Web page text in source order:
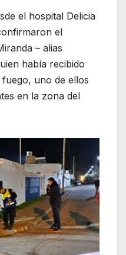
el hospital Delicia
el
– alias
había recibido
uno de ellos
en la zona del